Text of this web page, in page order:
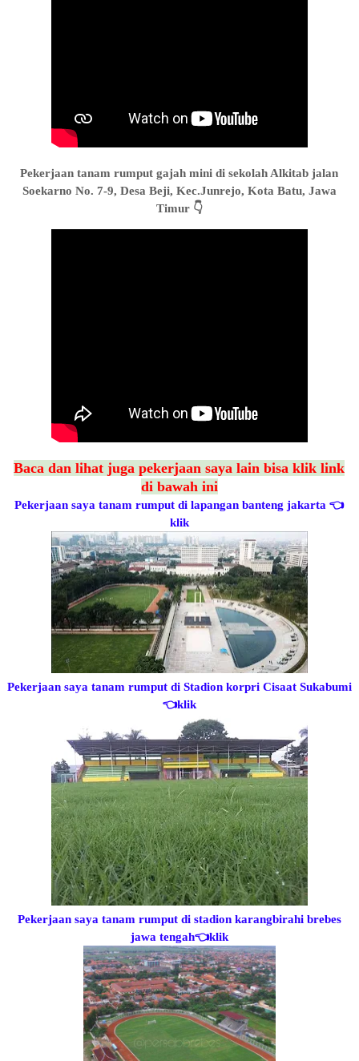
Pekerjaan tanam rumput gajah mini di sekolah Alkitab jalan
Soekarno No. 7-9, Desa Beji, Kec.Junrejo, Kota Batu, Jawa
Timur 👇
Baca dan lihat juga pekerjaan saya lain bisa klik link
di bawah ini
Pekerjaan saya tanam rumput di lapangan banteng jakarta 👈
klik
Pekerjaan saya tanam rumput di Stadion korpri Cisaat Sukabumi
👈klik
Pekerjaan saya tanam rumput di stadion karangbirahi brebes
jawa tengah👈klik